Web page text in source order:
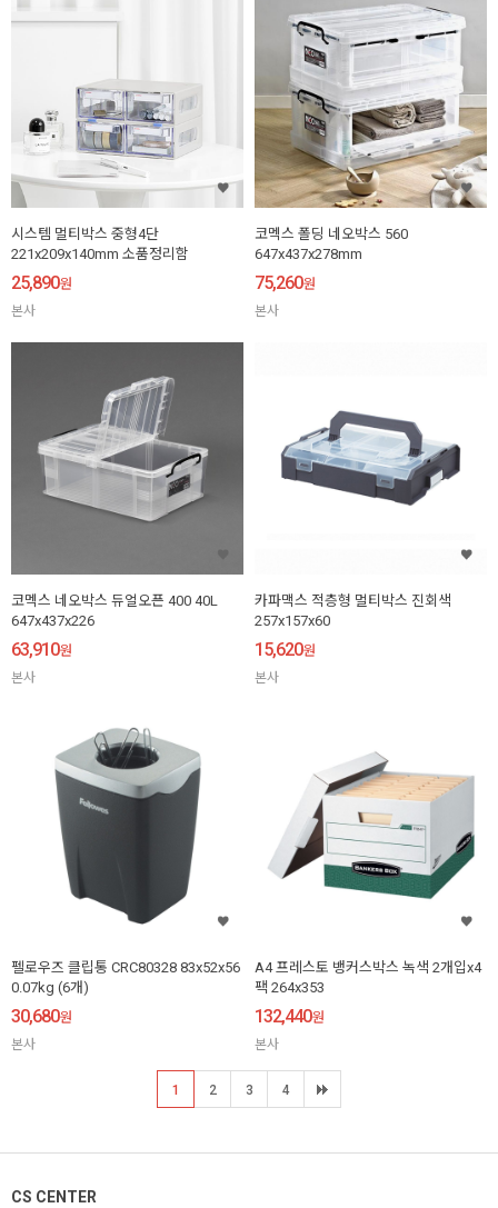
시스템 멀티박스 중형4단
221x209x140mm 소품정리함
25,890원
본사
코멕스 폴딩 네오박스 560
647x437x278mm
75,260원
본사
코멕스 네오박스 듀얼오픈 400 40L
647x437x226
63,910원
본사
카파맥스 적층형 멀티박스 진회색
257x157x60
15,620원
본사
펠로우즈 클립통 CRC80328 83x52x56
0.07kg (6개)
30,680원
본사
A4 프레스토 뱅커스박스 녹색 2개입x4
팩 264x353
132,440원
본사
1 2 3 4
CS CENTER